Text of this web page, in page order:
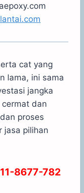
cat yang
lama, ini sama
jangka
dan
proses
jasa pilihan
8677-782